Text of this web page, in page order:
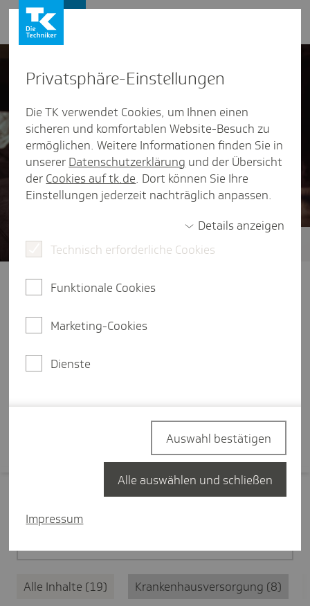
Dafür braucht es eine
medizinischen Anliegens, eine
bessere Koordination.
Zukunft der ambulanten Versorgung
Alle Inhalte 19 Krankenhausversorgung 8
Privat­sphäre-Einstel­lungen
Die TK verwendet Cookies, um Ihnen einen
sicheren und komfortablen Website-Besuch zu
ermöglichen. Weitere Informationen finden Sie in
unserer Datenschutzerklärung und der Übersicht
der Cookies auf tk.de. Dort können Sie Ihre
Einstellungen jederzeit nachträglich anpassen.
Details anzeigen
Technisch erforderliche Cookies
Funktionale Cookies
Marketing-Cookies
Dienste
Impressum
Auswahl bestätigen
Alle auswählen und schließen